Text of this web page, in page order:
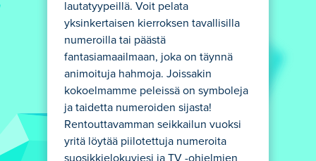
lautatyypeillä. Voit pelata
yksinkertaisen kierroksen tavallisilla
numeroilla tai päästä
fantasiamaailmaan, joka on täynnä
animoituja hahmoja. Joissakin
kokoelmamme peleissä on symboleja
ja taidetta numeroiden sijasta!
Rentouttavamman seikkailun vuoksi
yritä löytää piilotettuja numeroita
suosikkielokuviesi ja TV -ohjelmien